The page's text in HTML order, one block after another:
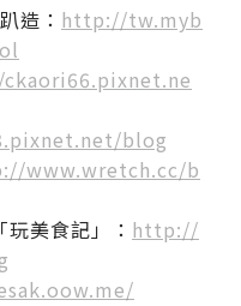
造： http://tw.myb
blog
www.wretch.cc/b
美食記」： http://